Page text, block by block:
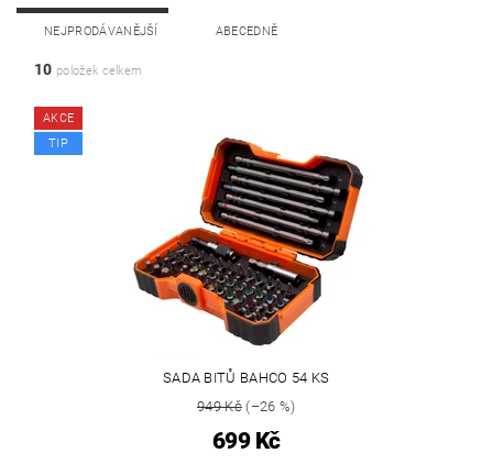
NEJPRODÁVANĚJŠÍ ABECEDNĚ
10 položek celkem
AKCE
TIP
SADA BITŮ BAHCO 54 KS
949 Kč(–26 %)
699 Kč